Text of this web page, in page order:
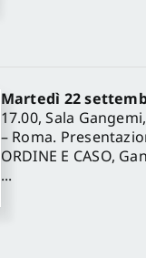
Martedì 22
17.00, Sala
– Roma.
ORDINE E CASO,
...